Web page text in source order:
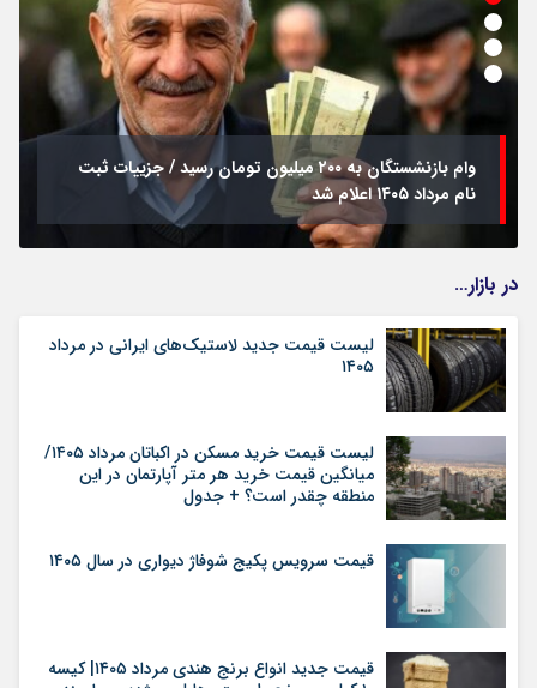
وام بازنشستگان به ۲۰۰ میلیون تومان رسید / جزییات ثبت
نام مرداد ۱۴۰۵ اعلام شد
در بازار…
لیست قیمت جدید لاستیک‌های ایرانی در مرداد
۱۴۰۵
لیست قیمت خرید مسکن در اکباتان مرداد ۱۴۰۵/
میانگین قیمت خرید هر متر آپارتمان در این
منطقه چقدر است؟ + جدول
قیمت سرویس پکیج شوفاژ دیواری در سال ۱۴۰۵
قیمت جدید انواع برنج هندی مرداد ۱۴۰۵| کیسه